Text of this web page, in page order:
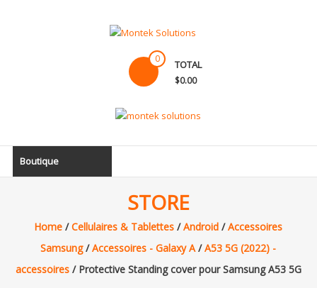
Ordinateur,
électronique
0 TOTAL
$0.00
Boutique
STORE
Home /Cellulaires & Tablettes /Android /Accessoires
Samsung/Accessoires - Galaxy A/A53 5G (2022) -
accessoires/ Protective Standing cover pour Samsung A53 5G